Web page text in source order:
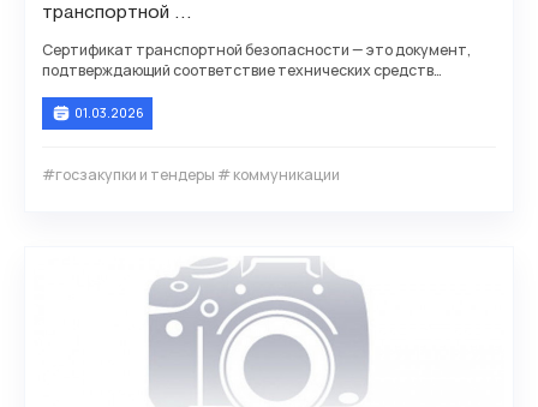
транспортной
Сертификат транспортной безопасности — это документ,
подтверждающий соответствие технических средств
Сертификат транспортной безопасности — это документ,
подтверждающий соответствие технических средств
01.03.2026
#госзакупки и тендеры # коммуникации